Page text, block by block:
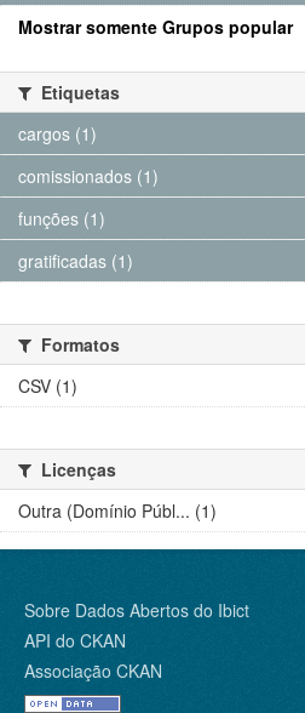
Mostrar somente Grupos popular
Etiquetas
cargos (1)
comissionados (1)
funções (1)
gratificadas (1)
Formatos
CSV (1)
Licenças
Outra (Domínio Públ... (1)
Sobre Dados Abertos do Ibict
API do CKAN
Associação CKAN